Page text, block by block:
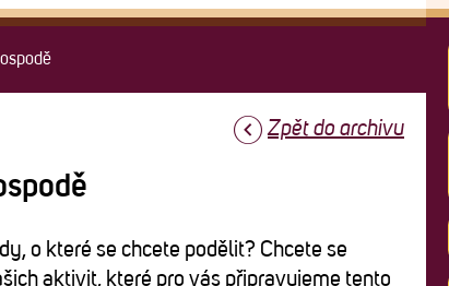
Zpět do archivu
o které se chcete podělit? Chcete se
aktivit, které pro vás připravujeme tento